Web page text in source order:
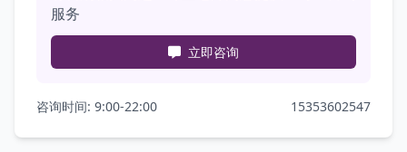
服务
立即咨询
咨询时间: 9:00-22:00 15353602547